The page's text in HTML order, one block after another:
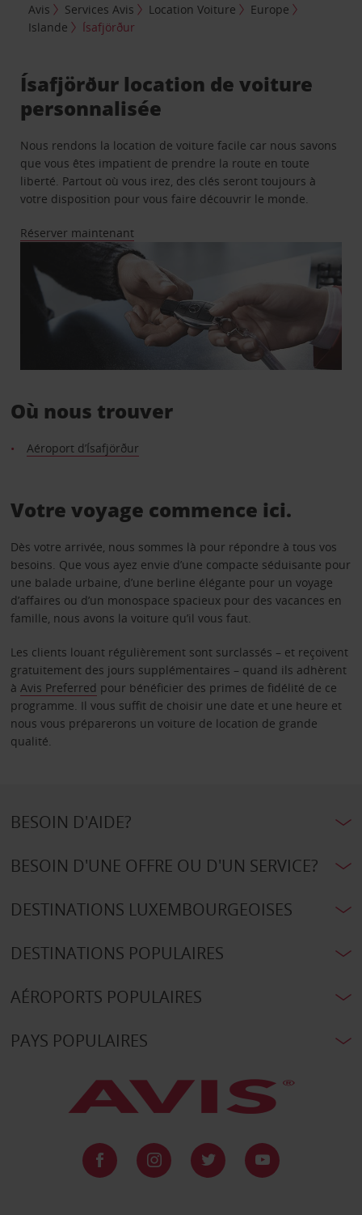
Avis Services Avis Location Voiture
Europe
Islande
Ísafjörður
Ísafjörður location de voiture
personnalisée
Nous rendons la location de voiture facile car nous savons
que vous êtes impatient de prendre la route en toute
liberté. Partout où vous irez, des clés seront toujours à
votre disposition pour vous faire découvrir le monde.
Réserver maintenant
Où nous trouver
Aéroport d’Ísafjörður
Votre voyage commence ici.
Dès votre arrivée, nous sommes là pour répondre à tous vos
besoins. Que vous ayez envie d’une compacte séduisante pour
une balade urbaine, d’une berline élégante pour un voyage
d’affaires ou d’un monospace spacieux pour des vacances en
famille, nous avons la voiture qu’il vous faut.
Les clients louant régulièrement sont surclassés – et reçoivent
gratuitement des jours supplémentaires – quand ils adhèrent
à Avis Preferred pour bénéficier des primes de fidélité de ce
programme. Il vous suffit de choisir une date et une heure et
nous vous préparerons un voiture de location de grande
qualité.
BESOIN D'AIDE?
BESOIN D'UNE OFFRE OU D'UN SERVICE?
DESTINATIONS LUXEMBOURGEOISES
DESTINATIONS POPULAIRES
AÉROPORTS POPULAIRES
PAYS POPULAIRES